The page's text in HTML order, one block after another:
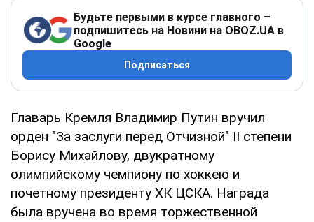
Будьте первыми в курсе главного –
подпишитесь на Новини на OBOZ.UA в
Google
Подписаться
Главарь Кремля Владимир Путин вручил
орден "За заслуги перед Отчизной" II степени
Борису Михайлову, двукратному
олимпийскому чемпиону по хоккею и
почетному президенту ХК ЦСКА. Награда
была вручена во время торжественной